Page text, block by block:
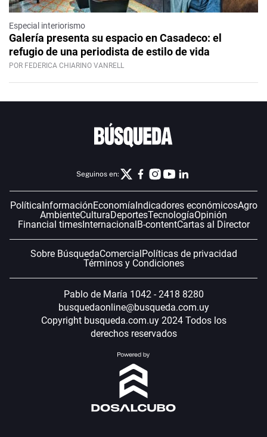
Especial interiorismo
Galería presenta su espacio en Casadeco: el
refugio de una periodista de estilo de vida
POR FEDERICA CHIARINO VANRELL
Seguinos en:
PolíticaInformaciónEconomíaIndicadores económicosAgro
AmbienteCulturaDeportesTecnologíaOpinión
Financial timesInternacionalB-contentCartas al Director
Sobre BúsquedaComercialPolíticas de privacidad
Términos y Condiciones
Pablo de María 1042 - 2418 8280
busquedaonline@busqueda.com.uy
Copyright busqueda.com.uy 2024 Todos los
derechos reservados